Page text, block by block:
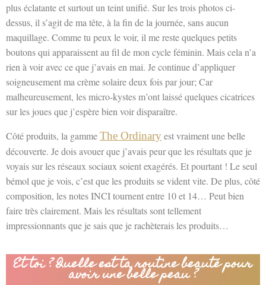
plus éclatante et surtout un teint unifié. Sur les trois photos ci-
dessus, il s’agit de ma tête, à la fin de la journée, sans aucun
maquillage. Comme tu peux le voir, il me reste quelques petits
boutons qui apparaissent au fil de mon cycle féminin. Mais cela n’a
rien à voir avec ce que j’avais en mai. Je continue d’appliquer
soigneusement ma crème solaire deux fois par jour; Car
malheureusement, les micro-kystes m’ont laissé quelques cicatrices
sur les joues que j’espère bien voir disparaître.
Côté produits, la gammeThe Ordinaryest vraiment une belle
découverte. Je dois avouer que j’avais peur que les résultats que je
voyais sur les réseaux sociaux soient exagérés. Et pourtant ! Le seul
bémol que je vois, c’est que les produits se vident vite. De plus, côté
composition, les notes INCI tournent entre 10 et 14… Peut bien
faire très clairement. Mais les résultats sont tellement
impressionnants que je sais que je rachèterais les produits…
Et toi ? Quelle est ta routine beauté pour
avoir une belle peau ?